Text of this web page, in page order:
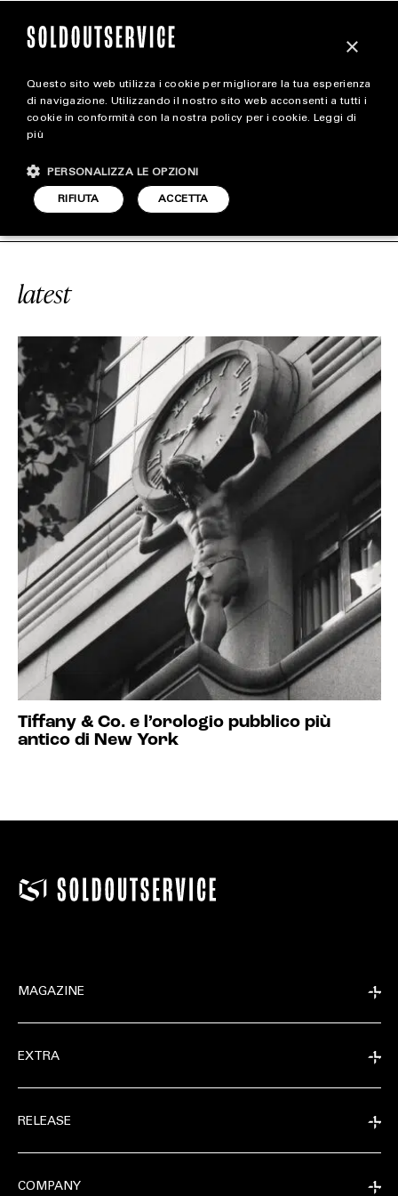
magazine
STYLE
FOOTWEAR
PUBBLICO
latest
Tiffany & Co. e l’orologio pubblico più
antico di New York
MAGAZINE
EXTRA
RELEASE
COMPANY
×
Questo sito web utilizza i cookie per migliorare la tua esperienza
di navigazione. Utilizzando il nostro sito web acconsenti a tutti i
cookie in conformità con la nostra policy per i cookie. Leggi di
più
ACCETTA
RIFIUTA
PERSONALIZZA LE OPZIONI